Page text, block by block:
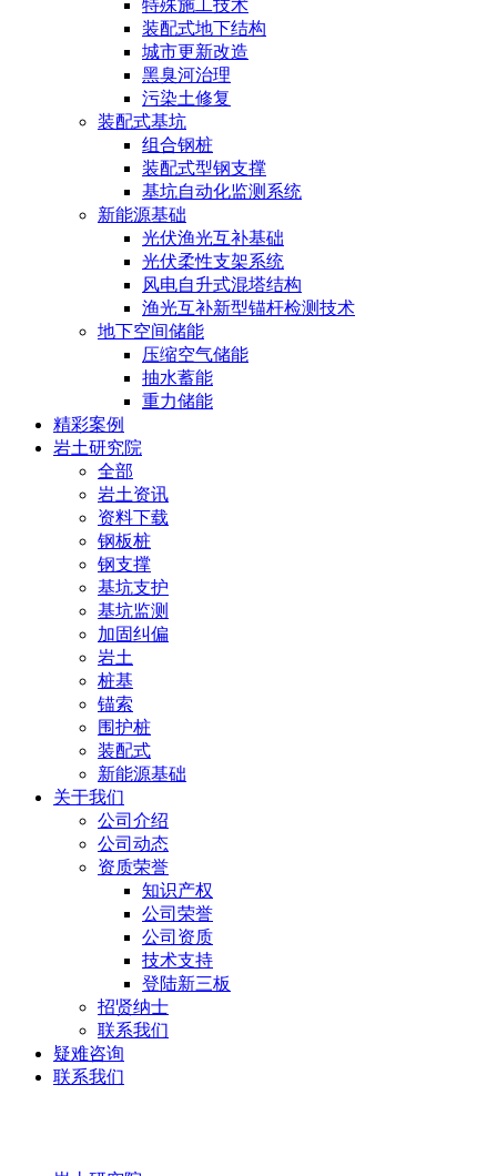
特殊施工技术
装配式地下结构
城市更新改造
黑臭河治理
污染土修复
装配式基坑
组合钢桩
装配式型钢支撑
基坑自动化监测系统
新能源基础
光伏渔光互补基础
光伏柔性支架系统
风电自升式混塔结构
渔光互补新型锚杆检测技术
地下空间储能
压缩空气储能
抽水蓄能
重力储能
精彩案例
岩土研究院
全部
岩土资讯
资料下载
钢板桩
钢支撑
基坑支护
基坑监测
加固纠偏
岩土
桩基
锚索
围护桩
装配式
新能源基础
关于我们
公司介绍
公司动态
资质荣誉
知识产权
公司荣誉
公司资质
技术支持
登陆新三板
招贤纳士
联系我们
疑难咨询
联系我们